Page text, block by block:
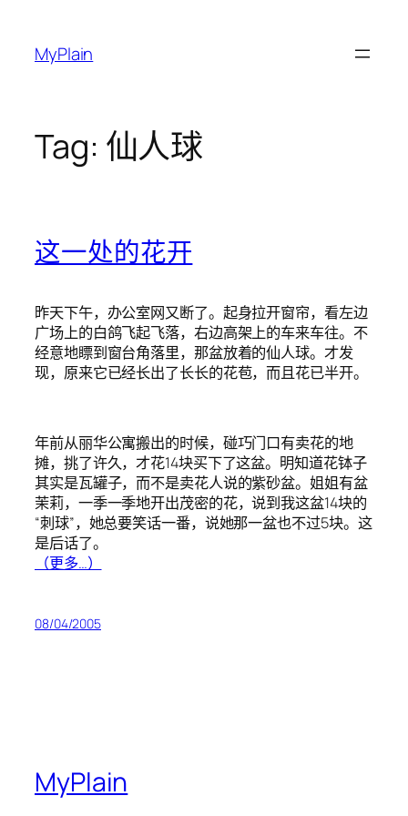
content
MyPlain
Tag: 仙人球
这一处的花开
昨天下午，办公室网又断了。起身拉开窗帘，看左边
广场上的白鸽飞起飞落，右边高架上的车来车往。不
经意地瞟到窗台角落里，那盆放着的仙人球。才发
现，原来它已经长出了长长的花苞，而且花已半开。
年前从丽华公寓搬出的时候，碰巧门口有卖花的地
摊，挑了许久，才花14块买下了这盆。明知道花钵子
其实是瓦罐子，而不是卖花人说的紫砂盆。姐姐有盆
茉莉，一季一季地开出茂密的花，说到我这盆14块的
“刺球”，她总要笑话一番，说她那一盆也不过5块。这
是后话了。
（更多…）
08/04/2005
MyPlain